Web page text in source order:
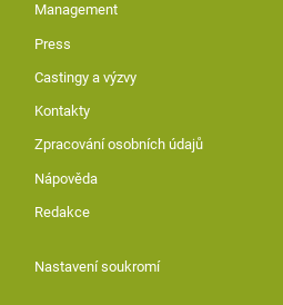
Management
Press
Castingy a výzvy
Kontakty
Zpracování osobních údajů
Nápověda
Redakce
Nastavení soukromí